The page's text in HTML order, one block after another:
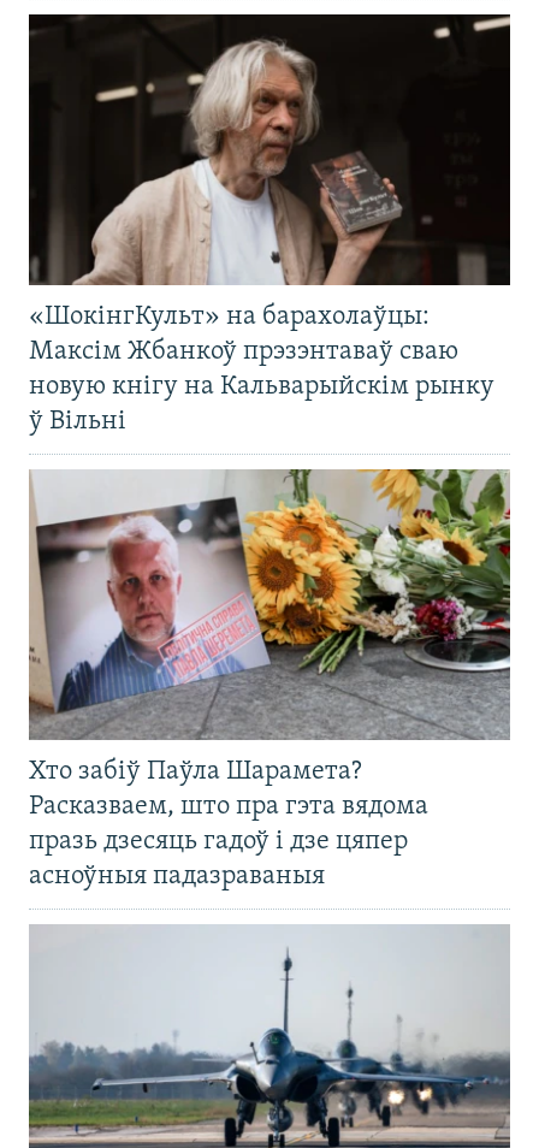
«ШокінгКульт» на барахолаўцы:
Максім Жбанкоў прэзэнтаваў сваю
новую кнігу на Кальварыйскім рынку
ў Вільні
Хто забіў Паўла Шарамета?
Расказваем, што пра гэта вядома
празь дзесяць гадоў і дзе цяпер
асноўныя падазраваныя